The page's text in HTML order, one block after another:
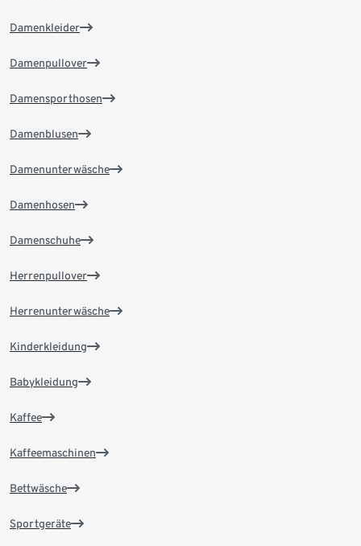
Damenkleider
Damenpullover
Damensporthosen
Damenblusen
Damenunterwäsche
Damenhosen
Damenschuhe
Herrenpullover
Herrenunterwäsche
Kinderkleidung
Babykleidung
Kaffee
Kaffeemaschinen
Bettwäsche
Sportgeräte